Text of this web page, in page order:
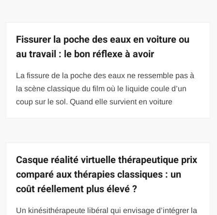
Fissurer la poche des eaux en voiture ou
au travail : le bon réflexe à avoir
La fissure de la poche des eaux ne ressemble pas à
la scène classique du film où le liquide coule d’un
coup sur le sol. Quand elle survient en voiture
Casque réalité virtuelle thérapeutique prix
comparé aux thérapies classiques : un
coût réellement plus élevé ?
Un kinésithérapeute libéral qui envisage d’intégrer la